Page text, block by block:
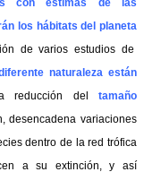
con estimas de las
los hábitats del planeta
de varios estudios de
naturaleza están
reducción deltamaño
desencadena variaciones
dentro de la red trófica
a su extinción, y así